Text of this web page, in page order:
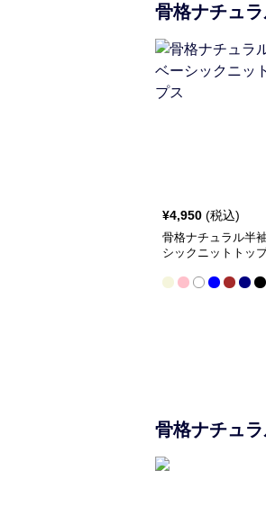
骨格ナチュ
¥4,950 (税込)
骨格ナチュラル半
シックニットトッ
骨格ナチュ